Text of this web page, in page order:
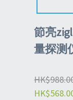
節亮
量探测